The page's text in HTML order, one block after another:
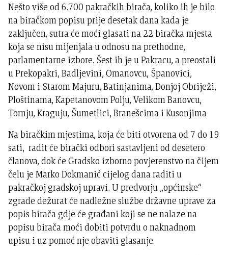
Nešto više od 6.700 pakračkih birača, koliko ih je bilo
na biračkom popisu prije desetak dana kada je
zaključen, sutra će moći glasati na 22 biračka mjesta
koja se nisu mijenjala u odnosu na prethodne,
parlamentarne izbore. Šest ih je u Pakracu, a preostali
u Prekopakri, Badljevini, Omanovcu, Španovici,
Novom i Starom Majuru, Batinjanima, Donjoj Obriježi,
Ploštinama, Kapetanovom Polju, Velikom Banovcu,
Tornju, Kraguju, Šumetlici, Branešcima i Kusonjima
Na biračkim mjestima, koja će biti otvorena od 7 do 19
sati, radit će birački odbori sastavljeni od desetero
članova, dok će Gradsko izborno povjerenstvo na čijem
čelu je Marko Dokmanić cijelog dana raditi u
pakračkoj gradskoj upravi. U predvorju „općinske“
zgrade dežurat će nadležne službe državne uprave za
popis birača gdje će građani koji se ne nalaze na
popisu birača moći dobiti potvrdu o naknadnom
upisu i uz pomoć nje obaviti glasanje.